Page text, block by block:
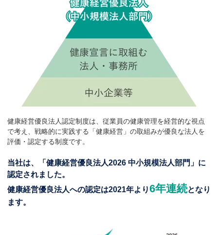
健康経営優良法人認定制度は、従業員の健康管理を経営的な視点
で考え、 戦略的に実践する「健康経営」の取組みが優良な法人を
評価・認定する制度です。
当社は、「健康経営優良法人2026 中小規模法人部門」に
認定されました。
健康経営優良法人への認定は2021年より6年連続となり
ます。